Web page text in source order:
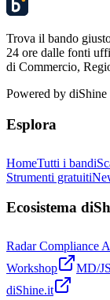
Trova il bando
24 ore dalle fonti
di Commercio,
Powered by diShine
Esplora
HomeTutti i bandi
Strumenti gratuiti
Ecosistema
Radar Compliance
Workshop
MD/
diShine.it